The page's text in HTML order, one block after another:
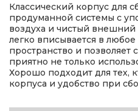
Классический корпус для
продуманной системы с
воздуха и чистый
легко вписывается в
пространство и позволяет
приятно не только
Хорошо подходит для тех,
корпуса и удобство при